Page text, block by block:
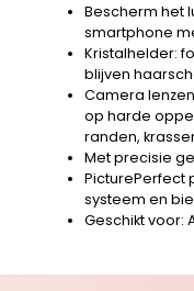
Bescherm het
smartphone
Kristalhelder:
blijven
Camera
op harde
randen,
Met precisie
PicturePerfect
systeem en
Geschikt voor: